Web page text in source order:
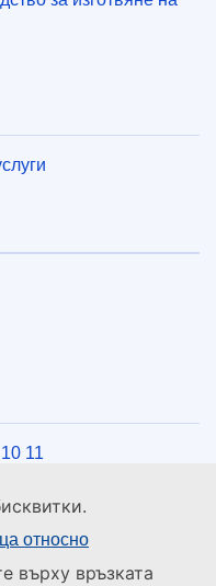
относно
върху връзката
11
за връзка